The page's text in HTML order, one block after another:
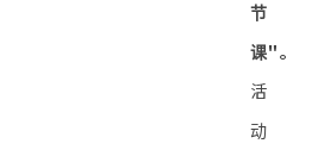
节
课"。
活
动